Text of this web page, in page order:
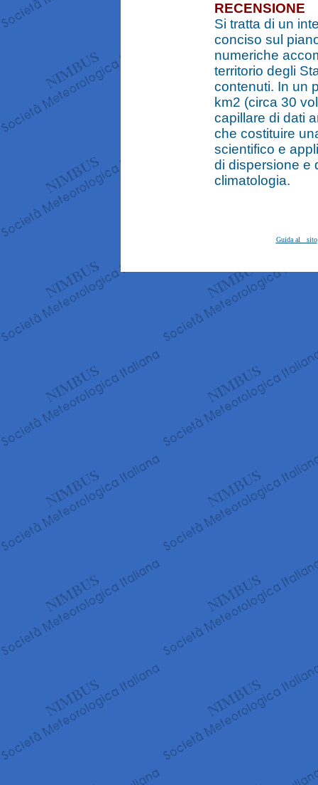
RECENSIONE
Si tratta di un
conciso sul
numeriche
territorio degli
contenuti. In un
km2 (circa 30
capillare di dati
che costituire
scientifico e
di dispersione e
climatologia.
Guida al sito